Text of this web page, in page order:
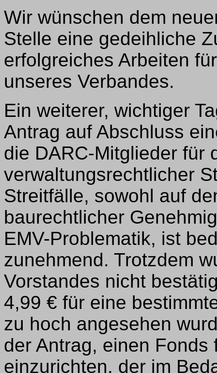
Wir wünschen dem
Stelle eine gedeihliche
erfolgreiches Arbeiten
unseres Verbandes.
Ein weiterer, wichtiger
Antrag auf Abschluss
die DARC-Mitglieder für
verwaltungsrechtlicher
Streitfälle, sowohl auf
baurechtlicher
EMV-Problematik, ist
zunehmend. Trotzdem
Vorstandes nicht
4,99 € für eine
zu hoch angesehen
der Antrag, einen
einzurichten, der im